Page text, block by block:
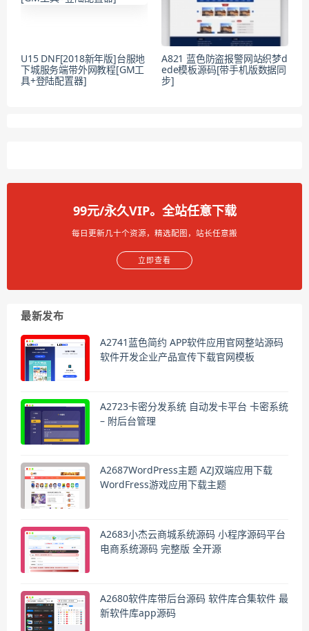
U15 DNF[2018新年版]台服地
下城服务端带外网教程[GM工
具+登陆配置器]
A821 蓝色防盗报警网站织梦d
ede模板源码[带手机版数据同
步]
99元/永久VIP。全站任意下载
每日更新几十个资源，精选配图，站长任意搬
立即查看
最新发布
A2741蓝色简约 APP软件应用官网整站源码
软件开发企业产品宣传下载官网模板
A2723卡密分发系统 自动发卡平台 卡密系统
– 附后台管理
A2687WordPress主题 AZJ双端应用下载
WordFress游戏应用下载主题
A2683小杰云商城系统源码 小程序源码平台
电商系统源码 完整版 全开源
A2680软件库带后台源码 软件库合集软件 最
新软件库app源码